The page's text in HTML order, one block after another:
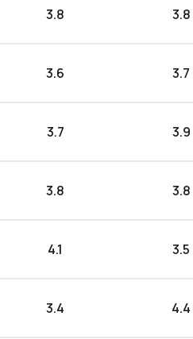
3.8 3.8
3.6 3.7
3.7 3.9
3.8 3.8
4.1 3.5
3.4 4.4